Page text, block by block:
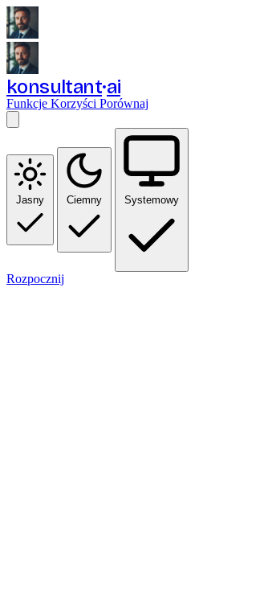
konsultant ai
Funkcje Korzyści Porównaj
Jasny Ciemny Systemowy
Rozpocznij